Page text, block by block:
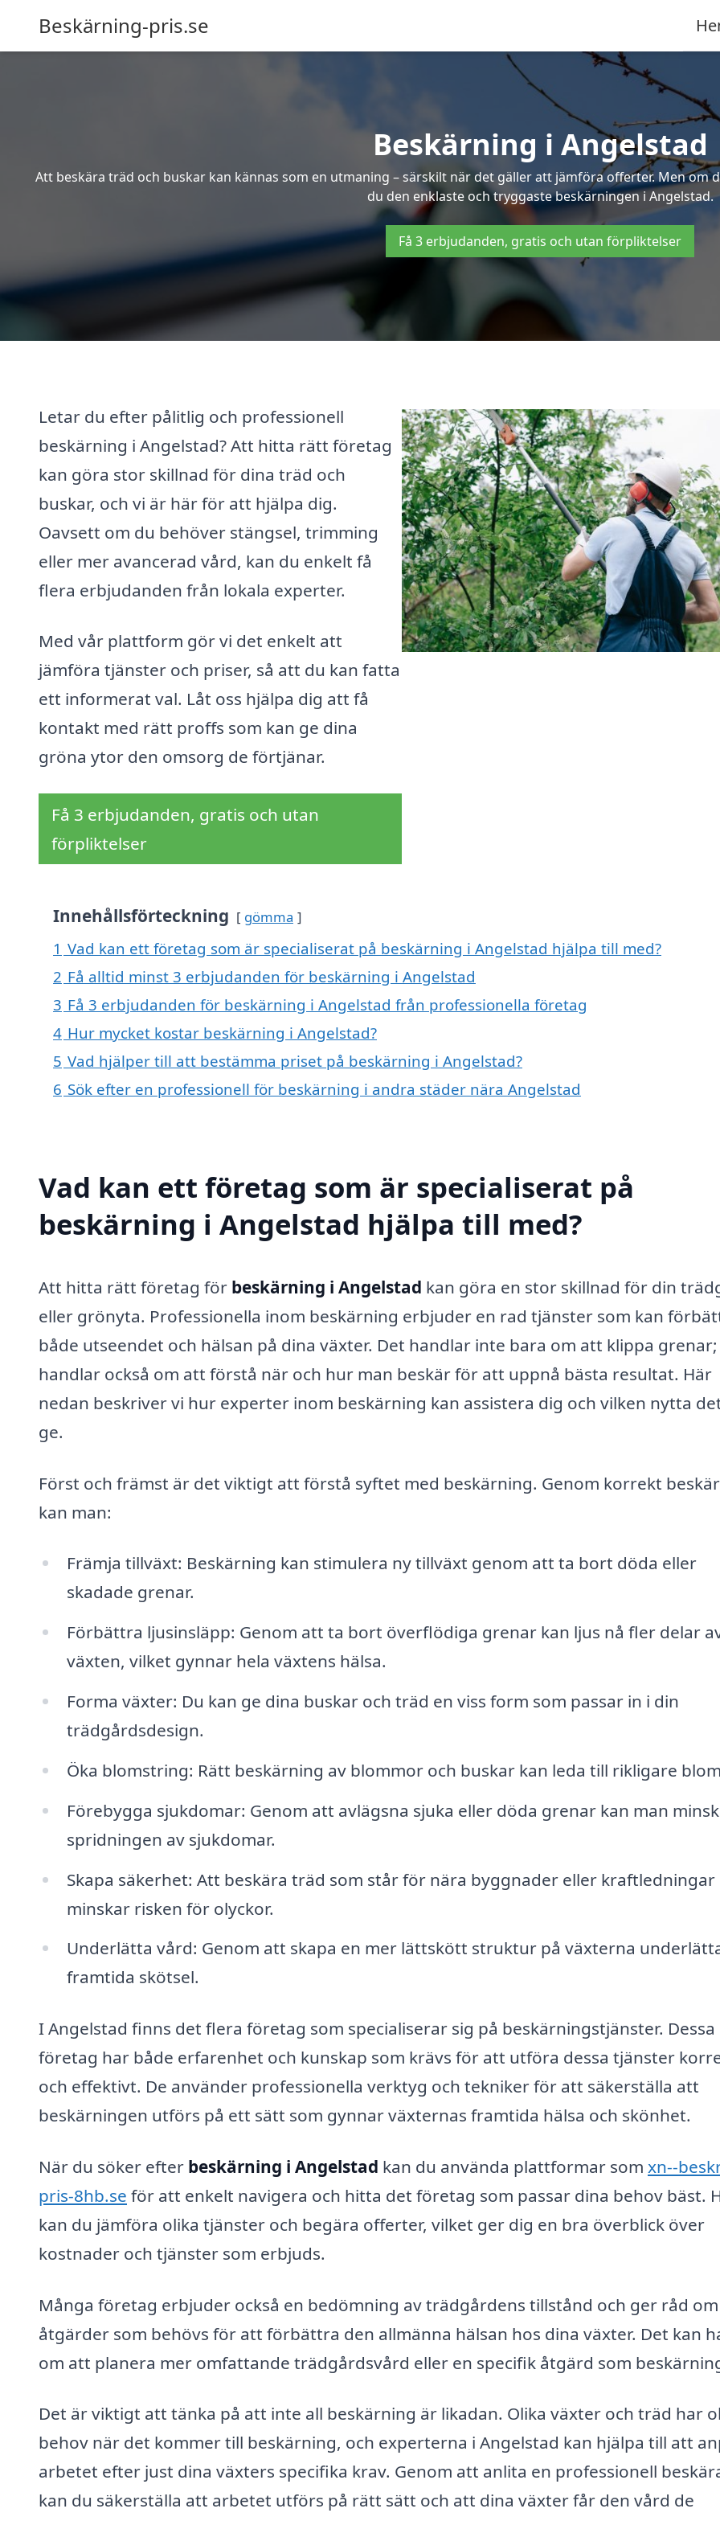
Beskärning-pris.se
Beskärning i Angelstad
Att beskära träd och buskar kan kännas som en utmaning – särskilt när det gäller att jämföra offerter. Men
du den enklaste och tryggaste beskärningen i Angelstad.
Få 3 erbjudanden, gratis och utan förpliktelser
Letar du efter pålitlig och professionell
beskärning i Angelstad? Att hitta rätt företag
kan göra stor skillnad för dina träd och
buskar, och vi är här för att hjälpa dig.
Oavsett om du behöver stängsel, trimming
eller mer avancerad vård, kan du enkelt få
flera erbjudanden från lokala experter.
Med vår plattform gör vi det enkelt att
jämföra tjänster och priser, så att du kan fatta
ett informerat val. Låt oss hjälpa dig att få
kontakt med rätt proffs som kan ge dina
gröna ytor den omsorg de förtjänar.
Få 3 erbjudanden, gratis och utan
förpliktelser
Innehållsförteckning gömma
1 Vad kan ett företag som är specialiserat på beskärning i Angelstad hjälpa till med?
2 Få alltid minst 3 erbjudanden för beskärning i Angelstad
3 Få 3 erbjudanden för beskärning i Angelstad från professionella företag
4 Hur mycket kostar beskärning i Angelstad?
5 Vad hjälper till att bestämma priset på beskärning i Angelstad?
6 Sök efter en professionell för beskärning i andra städer nära Angelstad
Vad kan ett företag som är specialiserat på
beskärning i Angelstad hjälpa till med?
Att hitta rätt företag för beskärning i Angelstad kan göra en stor skillnad för din
eller grönyta. Professionella inom beskärning erbjuder en rad tjänster som kan
både utseendet och hälsan på dina växter. Det handlar inte bara om att klippa
handlar också om att förstå när och hur man beskär för att uppnå bästa resultat. Här
nedan beskriver vi hur experter inom beskärning kan assistera dig och vilken nytta
ge.
Först och främst är det viktigt att förstå syftet med beskärning. Genom korrekt
kan man:
Främja tillväxt: Beskärning kan stimulera ny tillväxt genom att ta bort döda eller
skadade grenar.
Förbättra ljusinsläpp: Genom att ta bort överflödiga grenar kan ljus nå fler delar
växten, vilket gynnar hela växtens hälsa.
Forma växter: Du kan ge dina buskar och träd en viss form som passar in i din
trädgårdsdesign.
Öka blomstring: Rätt beskärning av blommor och buskar kan leda till rikligare
Förebygga sjukdomar: Genom att avlägsna sjuka eller döda grenar kan man
spridningen av sjukdomar.
Skapa säkerhet: Att beskära träd som står för nära byggnader eller kraftledningar
minskar risken för olyckor.
Underlätta vård: Genom att skapa en mer lättskött struktur på växterna
framtida skötsel.
I Angelstad finns det flera företag som specialiserar sig på beskärningstjänster. Dessa
företag har både erfarenhet och kunskap som krävs för att utföra dessa tjänster
och effektivt. De använder professionella verktyg och tekniker för att säkerställa att
beskärningen utförs på ett sätt som gynnar växternas framtida hälsa och skönhet.
När du söker efter beskärning i Angelstad kan du använda plattformar som xn--
pris-8hb.se för att enkelt navigera och hitta det företag som passar dina behov bäst.
kan du jämföra olika tjänster och begära offerter, vilket ger dig en bra överblick över
kostnader och tjänster som erbjuds.
Många företag erbjuder också en bedömning av trädgårdens tillstånd och ger råd om
åtgärder som behövs för att förbättra den allmänna hälsan hos dina växter. Det kan
om att planera mer omfattande trädgårdsvård eller en specifik åtgärd som
Det är viktigt att tänka på att inte all beskärning är likadan. Olika växter och träd har
behov när det kommer till beskärning, och experterna i Angelstad kan hjälpa till att
arbetet efter just dina växters specifika krav. Genom att anlita en professionell
kan du säkerställa att arbetet utförs på rätt sätt och att dina växter får den vård de